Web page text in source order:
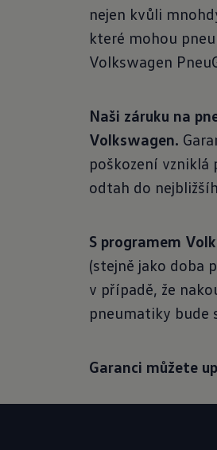
nejen kvůli
které mohou
Volkswagen
Naši záruku na
Volkswagen.
poškození
odtah do
S programem
(stejně jako doba
v případě, že
pneumatiky bude
Garanci můžete